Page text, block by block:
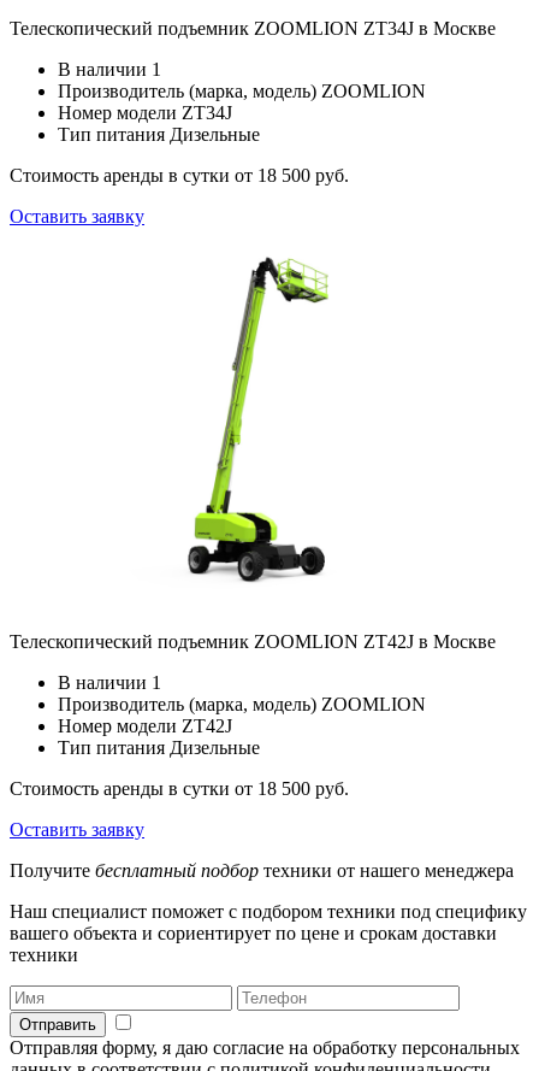
Телескопический подъемник ZOOMLION ZT34J в Москве
В наличии 1
Производитель (марка, модель) ZOOMLION
Номер модели ZT34J
Тип питания Дизельные
Стоимость аренды в сутки от 18 500 руб.
Оставить заявку
Телескопический подъемник ZOOMLION ZT42J в Москве
В наличии 1
Производитель (марка, модель) ZOOMLION
Номер модели ZT42J
Тип питания Дизельные
Стоимость аренды в сутки от 18 500 руб.
Оставить заявку
Получите бесплатный подбор техники от нашего менеджера
Наш специалист поможет с подбором техники под специфику
вашего объекта и сориентирует по цене и срокам доставки
техники
Отправить
Отправляя форму, я даю согласие на обработку персональных